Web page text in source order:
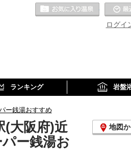
ログイ
お気に入
ランキング 岩盤
ー銭湯おすすめ
(大阪府)近
ー銭湯お
地図